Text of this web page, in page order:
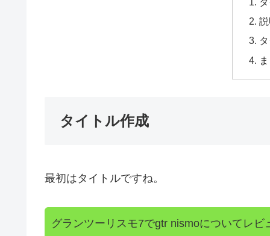
タイトル作成
最初はタイトルですね。
グランツーリスモ7でgtr nismoについてレ